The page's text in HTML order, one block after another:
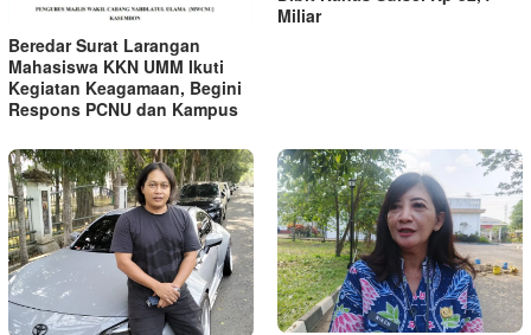
Beredar Surat Larangan
Mahasiswa KKN UMM Ikuti
Kegiatan Keagamaan, Begini
Respons PCNU dan Kampus
Miliar